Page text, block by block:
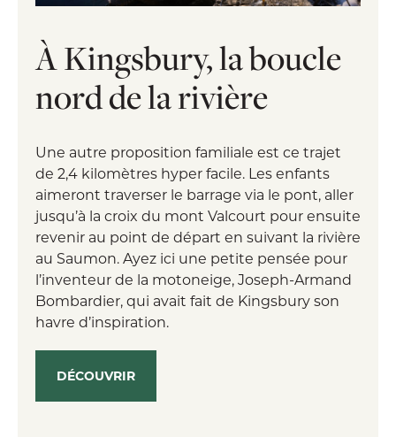
À Kingsbury, la boucle
nord de la rivière
Une autre proposition familiale est ce trajet
de 2,4 kilomètres hyper facile. Les enfants
aimeront traverser le barrage via le pont, aller
jusqu’à la croix du mont Valcourt pour ensuite
revenir au point de départ en suivant la rivière
au Saumon. Ayez ici une petite pensée pour
l’inventeur de la motoneige, Joseph-Armand
Bombardier, qui avait fait de Kingsbury son
havre d’inspiration.
DÉCOUVRIR